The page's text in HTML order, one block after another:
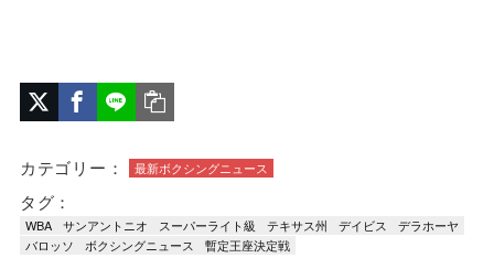
カテゴリー： 最新ボクシングニュース
タグ：
WBA サンアントニオ スーパーライト級 テキサス州 デイビス
デラホーヤ
バロッソ
ボクシングニュース 暫定王座決定戦